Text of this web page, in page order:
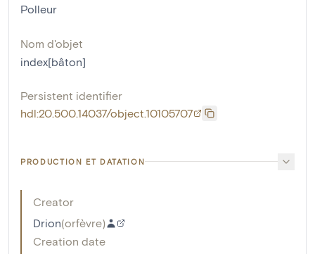
Polleur
Nom d'objet
index[bâton]
Persistent identifier
hdl:20.500.14037/object.10105707
PRODUCTION ET DATATION
Creator
Drion(orfèvre)
Creation date